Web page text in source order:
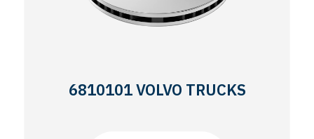
6810101 VOLVO TRUCKS